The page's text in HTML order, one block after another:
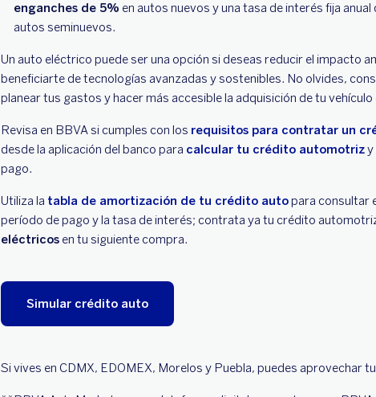
enganches de 5% en autos nuevos y una tasa de interés fija anual
autos seminuevos.
Un auto eléctrico puede ser una opción si deseas reducir el impacto
beneficiarte de tecnologías avanzadas y sostenibles. No olvides,
planear tus gastos y hacer más accesible la adquisición de tu
Revisa en BBVA si cumples con los requisitos para contratar un
desde la aplicación del banco para calcular tu crédito automotrizy
pago.
Utiliza la tabla de amortización de tu crédito autopara consultar
período de pago y la tasa de interés; contrata ya tu crédito
eléctricos en tu siguiente compra.
Simular crédito auto
Si vives en CDMX, EDOMEX, Morelos y Puebla, puedes aprovechar